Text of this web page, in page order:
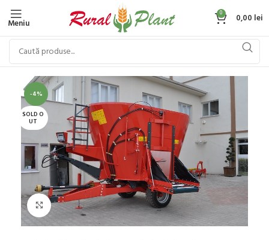
Meniu
0 0,00 lei
-4%
SOLD O
UT
Click to enlarge